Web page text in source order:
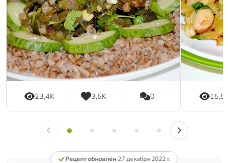
23,4K 3,5K 0
Рецепт обновлён·27 декабря 2022 г.